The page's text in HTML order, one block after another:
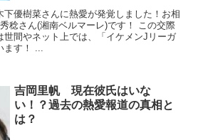
下優樹菜さんに熱愛が発覚しました！お相
稔さん(湘南ベルマーレ)です！ この交際
世間やネット上では、「イケメンJリーガ
ます！ ...
吉岡里帆 現在彼氏はいな
い！？過去の熱愛報道の真相と
は？